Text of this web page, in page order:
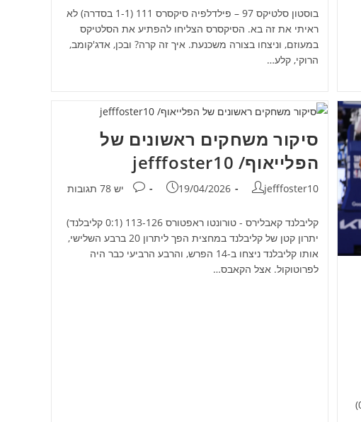
בוסטון סלטיקס 97 – פילדלפיה סיקסרס 111 (1-1 בסדרה) לא
ראיתי את זה בא. הסיקסרס הצליחו להפתיע את הסלטיקס
במעוזם, וניצחו בצורה משכנעת. איך זה קרה? ובכן, אדג'קומב,
הרוקי, קלע…
nba.com/magic בוסטון סלטיקס (1)123 - פילדלפיה 76' (0)
סיקור משחקים ראשונים של
הפלייאוף/ jefffoster10
מחבר:
jefffoster10 פורסם:
19/04/2026 תגובות:
יש 78 תגובות
קליבלנד קאבלירס - טורונטו ראפטורס 113-126 (0:1 קליבלנד)
יתרון קטן של קליבלנד במחצית הפך ליתרון 20 ברבע השלישי,
אותו קליבלנד ניצחו ב-14 הפרש, והרבע הרביעי כבר היה
לפרוטוקול. אצל הקאבס…